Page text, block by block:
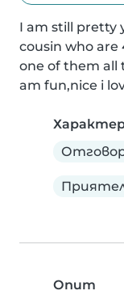
I am still pretty
cousin who are
one of them all
am fun,nice i
Опит